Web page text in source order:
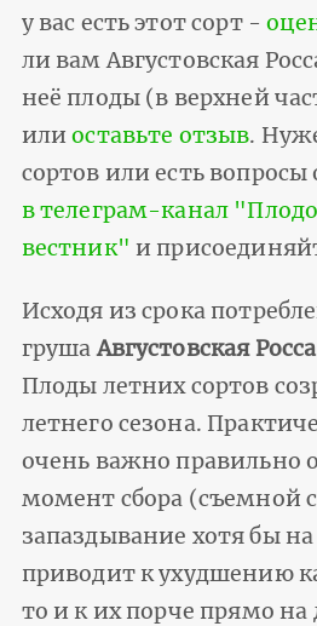
у вас есть этот сорт -
ли вам Августовская
неё плоды (в верхней
илиоставьте отзыв.
сортов или есть вопросы
в телеграм-канал
вестник" и
Исходя из срока
грушаАвгустовская
Плоды летних сортов
летнего сезона.
очень важно правильно
момент сбора (съемной
запаздывание хотя бы
приводит к ухудшению
то и к их порче прямо на